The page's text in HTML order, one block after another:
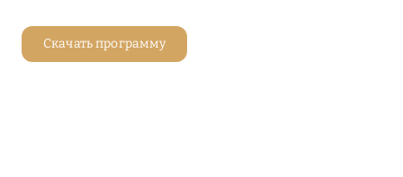
HÔTEL BARRIÈRE LES NEIGES
Подробнее
Скачать программу